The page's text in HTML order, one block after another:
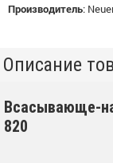
Производитель:
Описание
Всасывающе-
820